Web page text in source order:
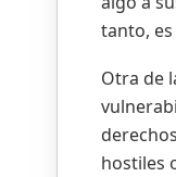
tanto,
Otra de
hostiles